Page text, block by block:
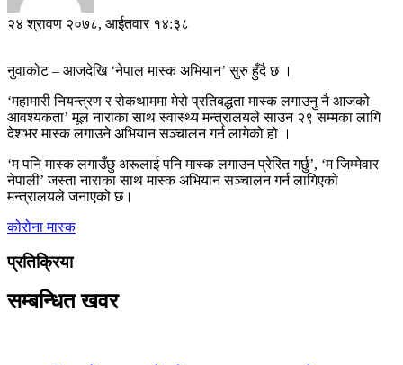
२४ श्रावण २०७८, आईतवार १४:३८
नुवाकोट – आजदेखि ‘नेपाल मास्क अभियान’ सुरु हुँदै छ ।
‘महामारी नियन्त्रण र रोकथाममा मेरो प्रतिबद्धता मास्क लगाउनु नै आजको
आवश्यकता’ मूल नाराका साथ स्वास्थ्य मन्त्रालयले साउन २९ सम्मका लागि
देशभर मास्क लगाउने अभियान सञ्चालन गर्न लागेको हो ।
‘म पनि मास्क लगाउँछु अरूलाई पनि मास्क लगाउन प्रेरित गर्छु’, ‘म जिम्मेवार
नेपाली’ जस्ता नाराका साथ मास्क अभियान सञ्चालन गर्न लागिएको
मन्त्रालयले जनाएको छ।
कोरोनामास्क
प्रतिक्रिया
सम्बन्धित खवर